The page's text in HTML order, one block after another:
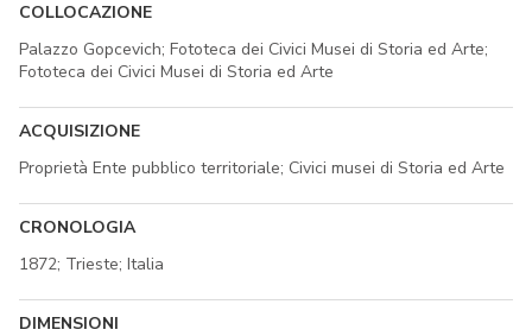
COLLOCAZIONE
Palazzo Gopcevich; Fototeca dei Civici Musei di Storia ed Arte;
Fototeca dei Civici Musei di Storia ed Arte
ACQUISIZIONE
Proprietà Ente pubblico territoriale; Civici musei di Storia ed Arte
CRONOLOGIA
1872; Trieste; Italia
DIMENSIONI